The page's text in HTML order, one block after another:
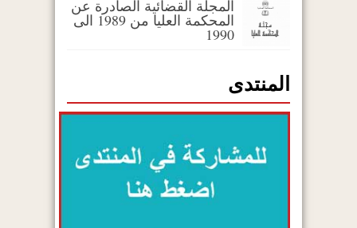
المجلة القضائية الصادرة عن
المحكمة العليا من 1989 الى
1990
المنتدى